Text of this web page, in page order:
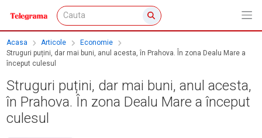
Acasa Articole
Economie
Struguri puțini, dar mai buni, anul acesta, în Prahova. În zona Dealu Mare a
început culesul
Struguri puțini, dar mai buni, anul acesta,
în Prahova. În zona Dealu Mare a început
culesul